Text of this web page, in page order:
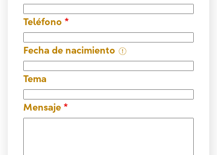
Teléfono *
Fecha de nacimiento
Tema
Mensaje *